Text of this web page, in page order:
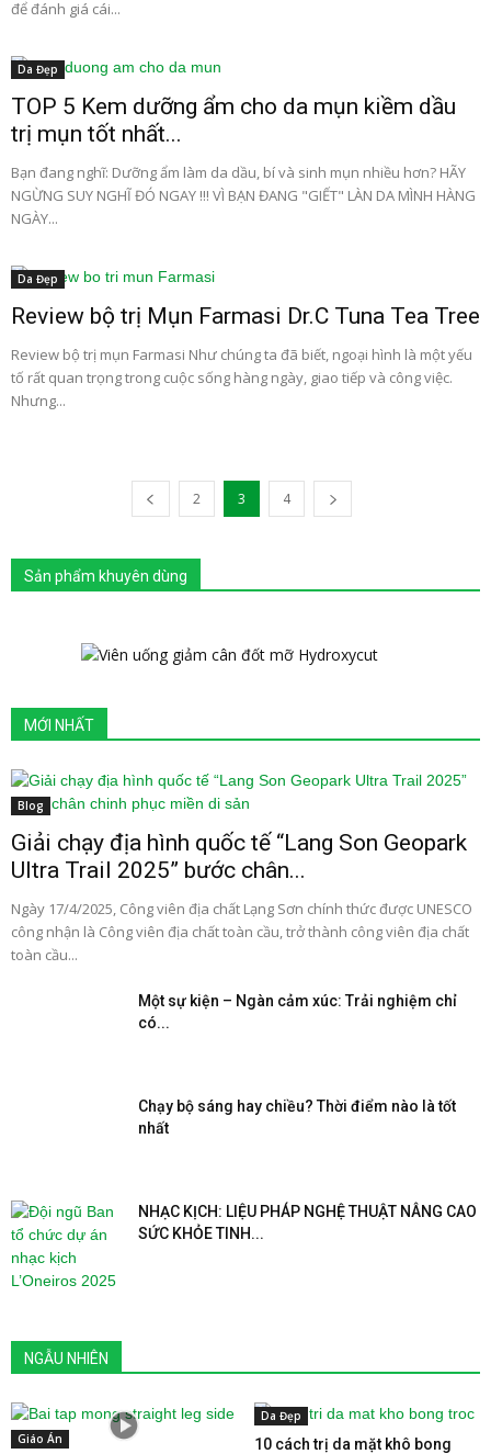
để đánh giá cái...
Da Đẹp
TOP 5 Kem dưỡng ẩm cho da mụn kiềm dầu
trị mụn tốt nhất...
Bạn đang nghĩ: Dưỡng ẩm làm da dầu, bí và sinh mụn nhiều hơn? HÃY
NGỪNG SUY NGHĨ ĐÓ NGAY !!! VÌ BẠN ĐANG "GIẾT" LÀN DA MÌNH HÀNG
NGÀY...
Da Đẹp
Review bộ trị Mụn Farmasi Dr.C Tuna Tea Tree
Review bộ trị mụn Farmasi Như chúng ta đã biết, ngoại hình là một yếu
tố rất quan trọng trong cuộc sống hàng ngày, giao tiếp và công việc.
Nhưng...
2 3 4
Sản phẩm khuyên dùng
MỚI NHẤT
Blog
Giải chạy địa hình quốc tế “Lang Son Geopark
Ultra Trail 2025” bước chân...
Ngày 17/4/2025, Công viên địa chất Lạng Sơn chính thức được UNESCO
công nhận là Công viên địa chất toàn cầu, trở thành công viên địa chất
toàn cầu...
Một sự kiện – Ngàn cảm xúc: Trải nghiệm chỉ
có...
Chạy bộ sáng hay chiều? Thời điểm nào là tốt
nhất
NHẠC KỊCH: LIỆU PHÁP NGHỆ THUẬT NÂNG CAO
SỨC KHỎE TINH...
NGẪU NHIÊN
Giáo Án
Da Đẹp
10 cách trị da mặt khô bong